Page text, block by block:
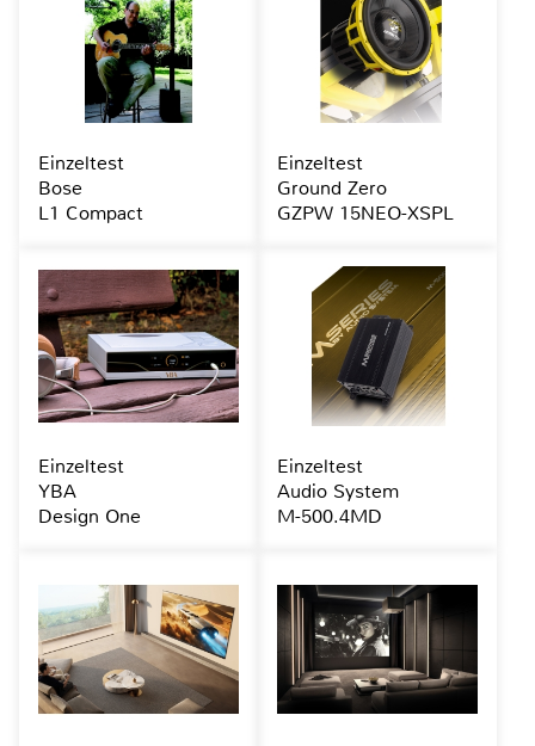
Einzeltest
Bose
L1 Compact
Einzeltest
Ground Zero
GZPW 15NEO-XSPL
Einzeltest
YBA
Design One
Einzeltest
Audio System
M-500.4MD